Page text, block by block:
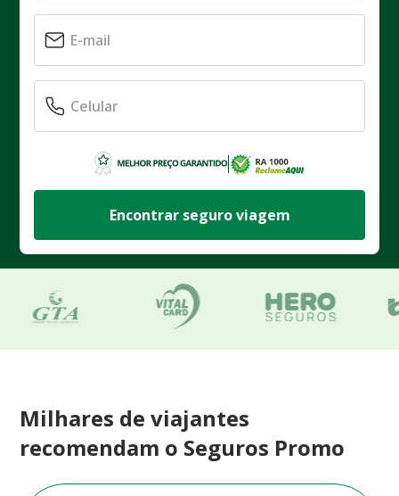
Encontrar seguro viagem
Milhares de viajantes
recomendam o Seguros Promo